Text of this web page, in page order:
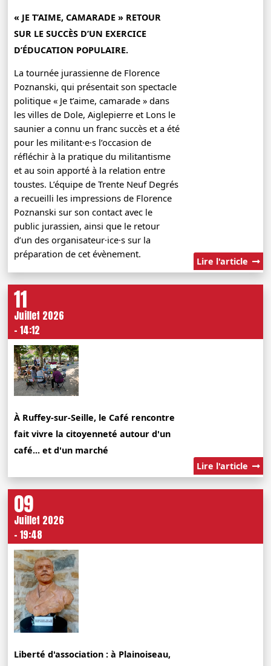
« JE T’AIME, CAMARADE » RETOUR
SUR LE SUCCÈS D’UN EXERCICE
D’ÉDUCATION POPULAIRE.
La tournée jurassienne de Florence
Poznanski, qui présentait son spectacle
politique « Je t’aime, camarade » dans
les villes de Dole, Aiglepierre et Lons le
saunier a connu un franc succès et a été
pour les militant·e·s l’occasion de
réfléchir à la pratique du militantisme
et au soin apporté à la relation entre
toustes. L’équipe de Trente Neuf Degrés
a recueilli les impressions de Florence
Poznanski sur son contact avec le
public jurassien, ainsi que le retour
d’un des organisateur·ice·s sur la
préparation de cet évènement.
Lire l'article
11
Juillet 2026
- 14:12
À Ruffey-sur-Seille, le Café rencontre
fait vivre la citoyenneté autour d'un
café... et d'un marché
Lire l'article
09
Juillet 2026
- 19:48
Liberté d'association : à Plainoiseau,